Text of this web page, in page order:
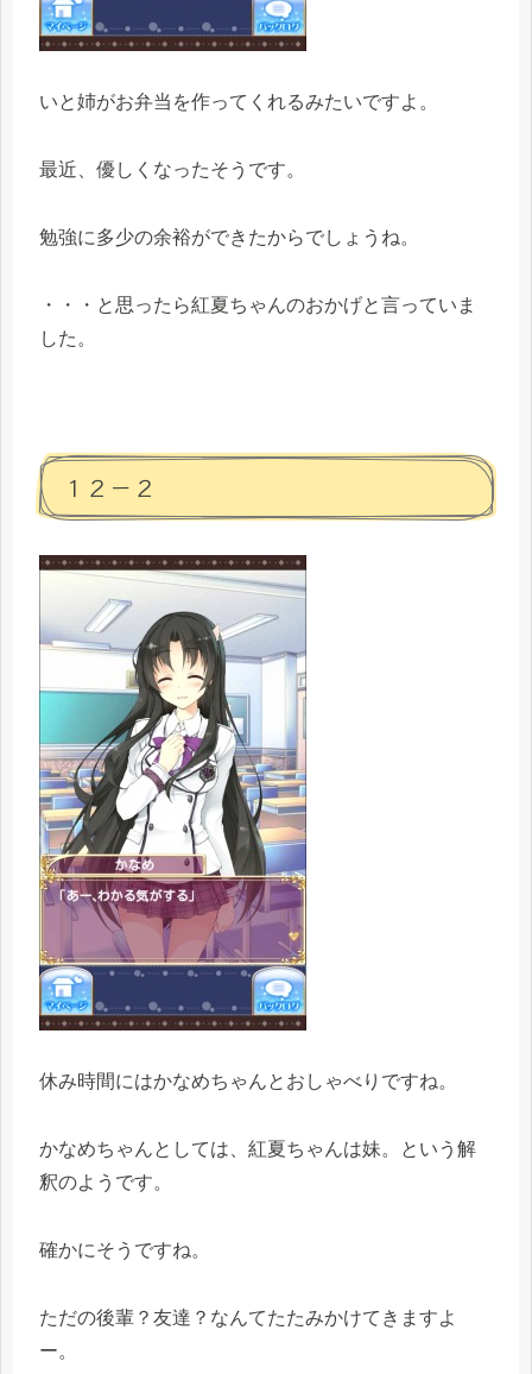
いと姉がお弁当を作ってくれるみたいですよ。
最近、優しくなったそうです。
勉強に多少の余裕ができたからでしょうね。
・・・と思ったら紅夏ちゃんのおかげと言っていま
した。
１２－２
休み時間にはかなめちゃんとおしゃべりですね。
かなめちゃんとしては、紅夏ちゃんは妹。という解
釈のようです。
確かにそうですね。
ただの後輩？友達？なんてたたみかけてきますよ
ー。